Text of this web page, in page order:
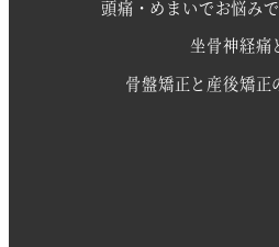
頭痛・めまいでお悩み
坐骨神経痛
骨盤矯正と産後矯正